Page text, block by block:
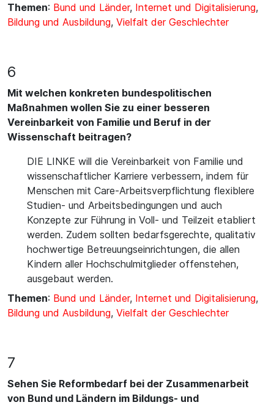
Themen: Bund und Länder, Internet und Digitalisierung,
Bildung und Ausbildung, Vielfalt der Geschlechter
6
Mit welchen konkreten bundespolitischen
Maßnahmen wollen Sie zu einer besseren
Vereinbarkeit von Familie und Beruf in der
Wissenschaft beitragen?
DIE LINKE will die Vereinbarkeit von Familie und
wissenschaftlicher Karriere verbessern, indem für
Menschen mit Care-Arbeitsverpflichtung flexiblere
Studien- und Arbeitsbedingungen und auch
Konzepte zur Führung in Voll- und Teilzeit etabliert
werden. Zudem sollten bedarfsgerechte, qualitativ
hochwertige Betreuungseinrichtungen, die allen
Kindern aller Hochschulmitglieder offenstehen,
ausgebaut werden.
Themen: Bund und Länder, Internet und Digitalisierung,
Bildung und Ausbildung, Vielfalt der Geschlechter
7
Sehen Sie Reformbedarf bei der Zusammenarbeit
von Bund und Ländern im Bildungs- und